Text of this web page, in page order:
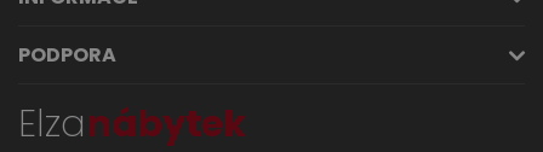
Výprodej
PODPORA
Elzanábytek